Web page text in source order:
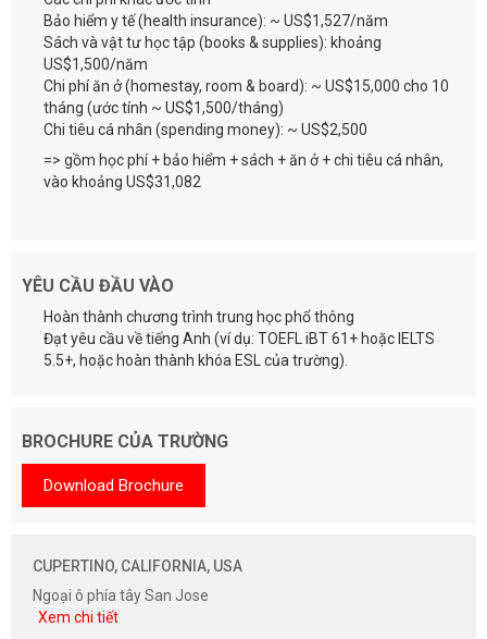
Bảo hiểm y tế (health insurance): ~ US$1,527/năm
Sách và vật tư học tập (books & supplies): khoảng
US$1,500/năm
Chi phí ăn ở (homestay, room & board): ~ US$15,000 cho 10
tháng (ước tính ~ US$1,500/tháng)
Chi tiêu cá nhân (spending money): ~ US$2,500
=> gồm học phí + bảo hiểm + sách + ăn ở + chi tiêu cá nhân,
vào khoảng US$31,082
YÊU CẦU ĐẦU VÀO
Hoàn thành chương trình trung học phổ thông
Đạt yêu cầu về tiếng Anh (ví dụ: TOEFL iBT 61+ hoặc IELTS
5.5+, hoặc hoàn thành khóa ESL của trường).
BROCHURE CỦA TRƯỜNG
Download Brochure
CUPERTINO, CALIFORNIA, USA
Ngoại ô phía tây San Jose
Xem chi tiết